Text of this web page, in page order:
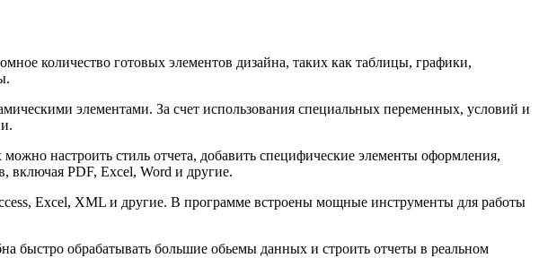
количество готовых элементов дизайна, таких как таблицы, графики,
элементами. За счет использования специальных переменных, условий и
настроить стиль отчета, добавить специфические элементы оформления,
включая PDF, Excel, Word и другие.
Excel, XML и другие. В программе встроены мощные инструменты для работы
быстро обрабатывать большие обьемы данных и строить отчеты в реальном